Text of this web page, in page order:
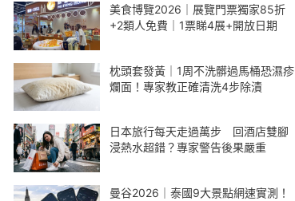
美食博覽2026｜展覽門票獨家85折
+2類人免費｜1票睇4展+開放日期
枕頭套發黃｜1周不洗髒過馬桶恐濕疹
爛面！專家教正確清洗4步除漬
日本旅行每天走過萬步 回酒店雙腳
浸熱水超錯？專家警告後果嚴重
曼谷2026｜泰國9大景點網速實測！